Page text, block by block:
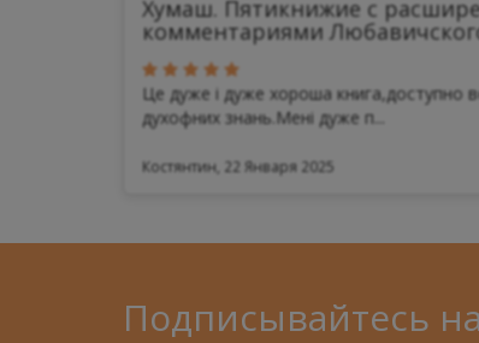
Хумаш. Пятикнижие с
комментариями
Це дуже і дуже хороша книга,доступно
духофних знань.Мені дуже п...
Костянтин, 22 Января 2025
Подписывайтесь